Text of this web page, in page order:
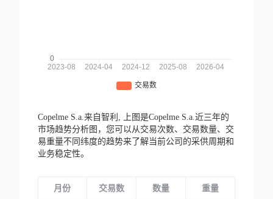
Copelme S.a.来自智利,
上图是Copelme S.a.近三年的
市场趋势分析图，您可以从交易次数、交易数量、交
易重量不同纬度的趋势来了解当前公司的采供周期和
业务稳定性。
月份 交易数 数量 重量